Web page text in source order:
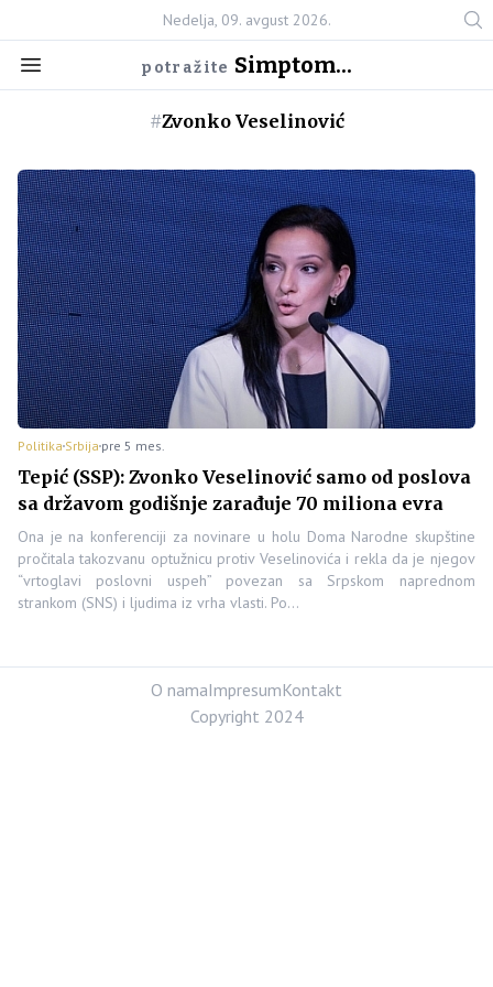
Nedelja, 09. avgust 2026.
potražite Simptom...
#Zvonko Veselinović
Politika Srbija pre 5 mes.
Tepić (SSP): Zvonko Veselinović samo od poslova
sa državom godišnje zarađuje 70 miliona evra
Ona je na konferenciji za novinare u holu Doma Narodne skupštine
pročitala takozvanu optužnicu protiv Veselinovića i rekla da je njegov
“vrtoglavi poslovni uspeh” povezan sa Srpskom naprednom
strankom (SNS) i ljudima iz vrha vlasti. Po…
Copyright 2024
O namaImpresumKontakt